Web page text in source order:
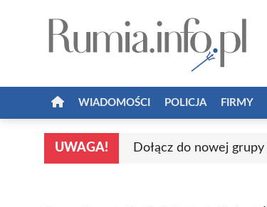
WIADOMOŚCI POLICJA FIRMY
UWAGA! Dołącz do nowej grupy